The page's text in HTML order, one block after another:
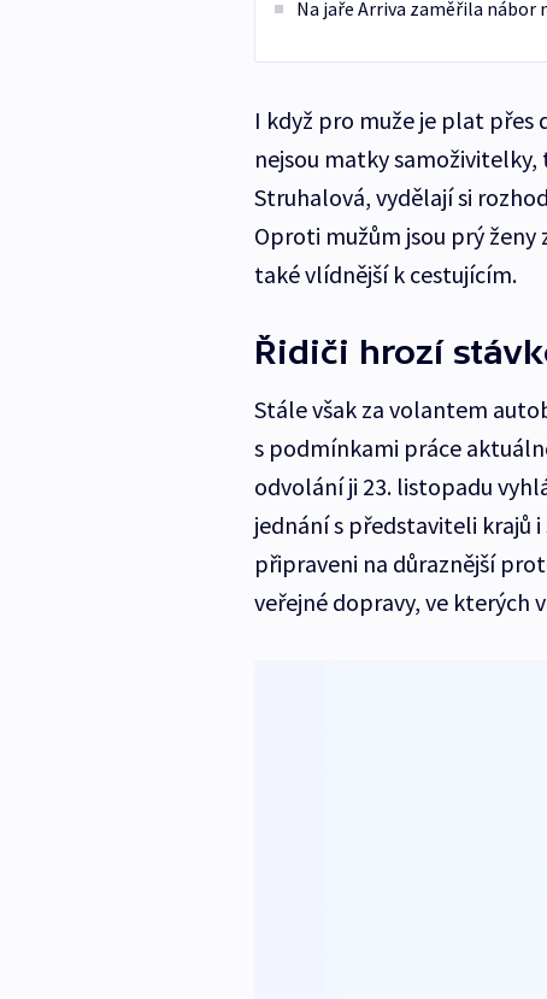
Na jaře Arriva zaměřila nábor
I když pro muže je plat přes
nejsou matky
Struhalová, vydělají si
Oproti mužům jsou prý
také vlídnější k cestujícím.
Řidiči hrozí
Stále však za volantem
s podmínkami práce
odvolání ji 23. listopadu
jednání s představiteli krajů
připraveni na důraznější
veřejné dopravy, ve kterých